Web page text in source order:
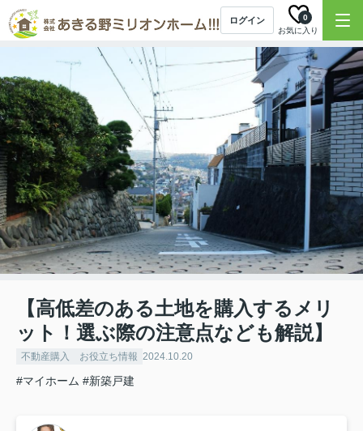
ログイン
お気に入り
0
【高低差のある土地を購入するメリ
ット！選ぶ際の注意点なども解説】
不動産購入 お役立ち情報 2024.10.20
#マイホーム #新築戸建